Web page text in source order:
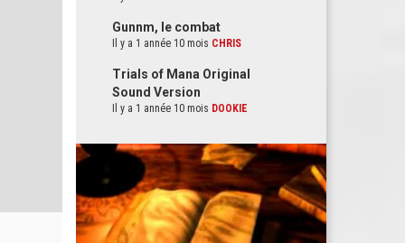
Gunnm, le combat
Il y a 1 année 10 mois CHRIS
Trials of Mana Original
Sound Version
Il y a 1 année 10 mois DOOKIE